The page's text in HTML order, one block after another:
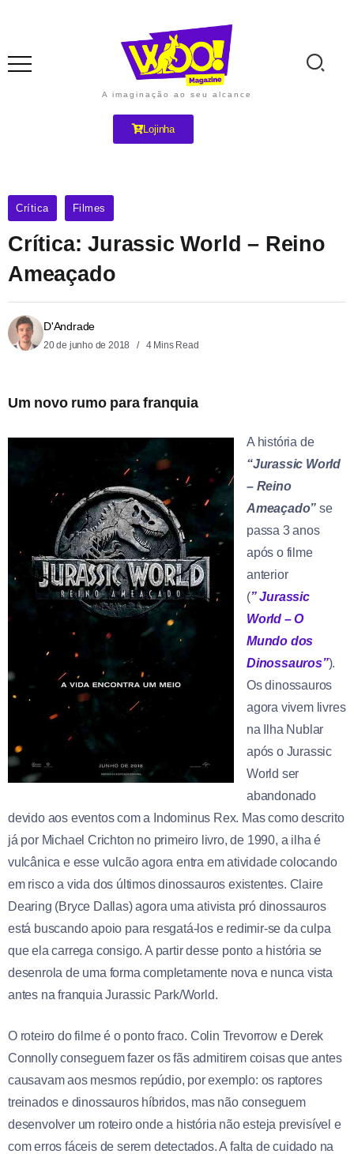
A imaginação ao seu alcance
Lojinha
Crítica Filmes
Crítica: Jurassic World – Reino
Ameaçado
D'Andrade
20 de junho de 2018 4 Mins Read
Um novo rumo para franquia
A história de
“Jurassic World
– Reino
Ameaçado” se
passa 3 anos
após o filme
anterior
(”Jurassic
World – O
Mundo dos
Dinossauros”).
Os dinossauros
agora vivem livres
na Ilha Nublar
após o Jurassic
World ser
abandonado
devido aos eventos com a Indominus Rex. Mas como descrito
já por Michael Crichton no primeiro livro, de 1990, a ilha é
vulcânica e esse vulcão agora entra em atividade colocando
em risco a vida dos últimos dinossauros existentes. Claire
Dearing (Bryce Dallas) agora uma ativista pró dinossauros
está buscando apoio para resgatá-los e redimir-se da culpa
que ela carrega consigo. A partir desse ponto a história se
desenrola de uma forma completamente nova e nunca vista
antes na franquia Jurassic Park/World.
O roteiro do filme é o ponto fraco. Colin Trevorrow e Derek
Connolly conseguem fazer os fãs admitirem coisas que antes
causavam aos mesmos repúdio, por exemplo: os raptores
treinados e dinossauros híbridos, mas não conseguem
desenvolver um roteiro onde a história não esteja previsível e
com erros fáceis de serem detectados. A falta de cuidado na